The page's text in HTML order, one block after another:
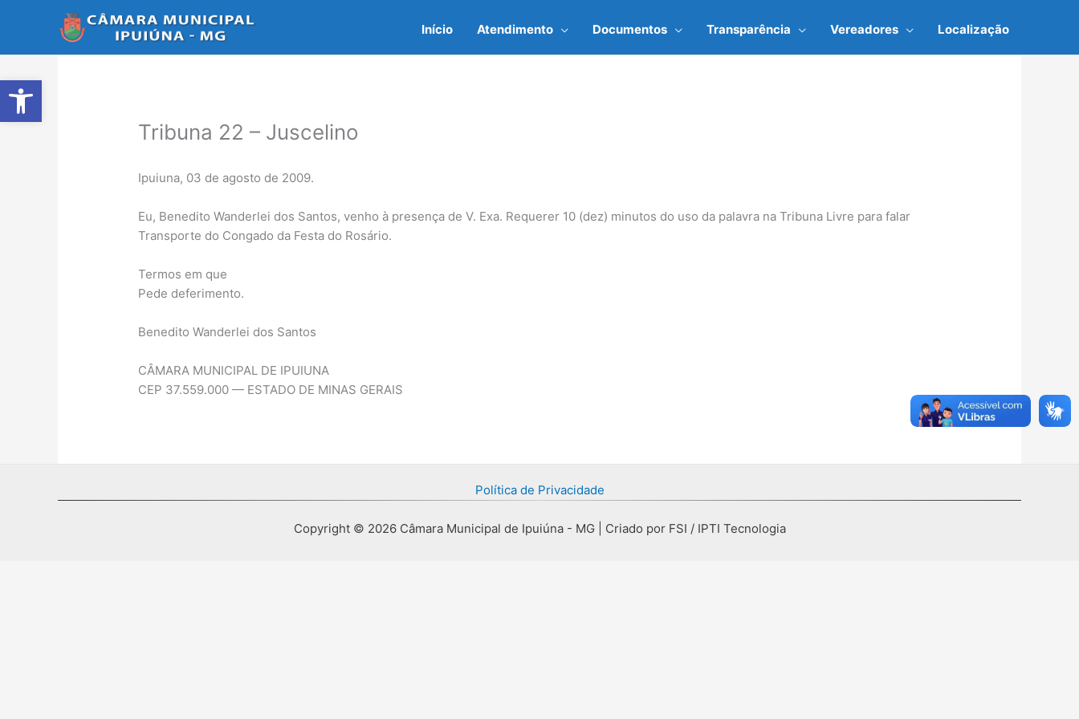
Abrir a barra de ferramentas
Início Atendimento Documentos Transparência Vereadores Localização
Tribuna 22 – Juscelino
Ipuiuna, 03 de agosto de 2009.
Eu, Benedito Wanderlei dos Santos, venho à presença de V. Exa. Requerer 10 (dez) minutos do uso da palavra na Tribuna Livre para falar
Transporte do Congado da Festa do Rosário.
Termos em que
Pede deferimento.
Benedito Wanderlei dos Santos
CÂMARA MUNICIPAL DE IPUIUNA
CEP 37.559.000 — ESTADO DE MINAS GERAIS
Política de Privacidade
Copyright © 2026 Câmara Municipal de Ipuiúna - MG | Criado por FSI / IPTI Tecnologia